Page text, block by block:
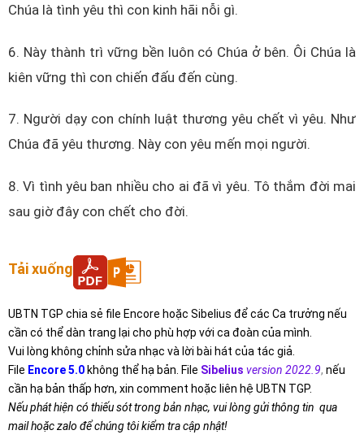
Chúa là tình yêu thì con kinh hãi nỗi gì.
6. Này thành trì vững bền luôn có Chúa ở bên. Ôi Chúa là
kiên vững thì con chiến đấu đến cùng.
7. Người dạy con chính luật thương yêu chết vì yêu. Như
Chúa đã yêu thương. Này con yêu mến mọi người.
8. Vì tình yêu ban nhiều cho ai đã vì yêu. Tô thắm đời mai
sau giờ đây con chết cho đời.
Tải xuống
UBTN TGP chia sẻ file Encore hoặc Sibelius để các Ca trưởng nếu
cần có thể dàn trang lại cho phù hợp với ca đoàn của mình.
Vui lòng không chỉnh sửa nhạc và lời bài hát của tác giả.
File Encore 5.0 không thể hạ bản. File Sibelius version 2022.9, nếu
cần hạ bản thấp hơn, xin comment hoặc liên hệ UBTN TGP.
Nếu phát hiện có thiếu sót trong bản nhạc, vui lòng gửi thông tin qua
mail hoặc zalo để chúng tôi kiểm tra cập nhật!